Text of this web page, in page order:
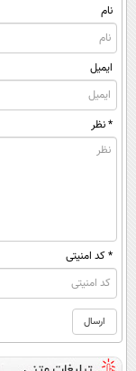
نام
ایمیل
* نظر
* کد امنیتی